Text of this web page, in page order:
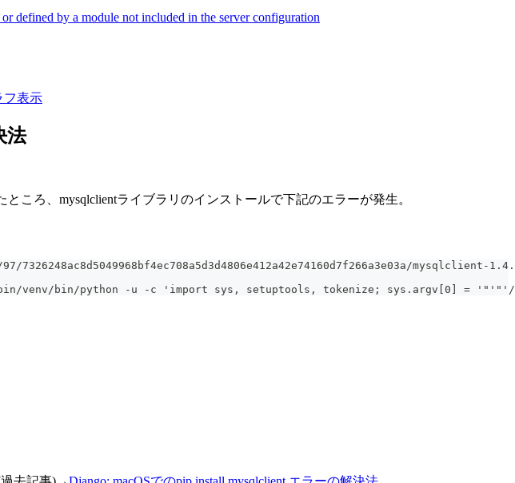
defined by a module not included in the server configuration
フ表示
法
ころ、mysqlclientライブラリのインストールで下記のエラーが発生。
venv/bin/python -u -c 'import sys, setuptools, tokenize; sys.argv[0] =